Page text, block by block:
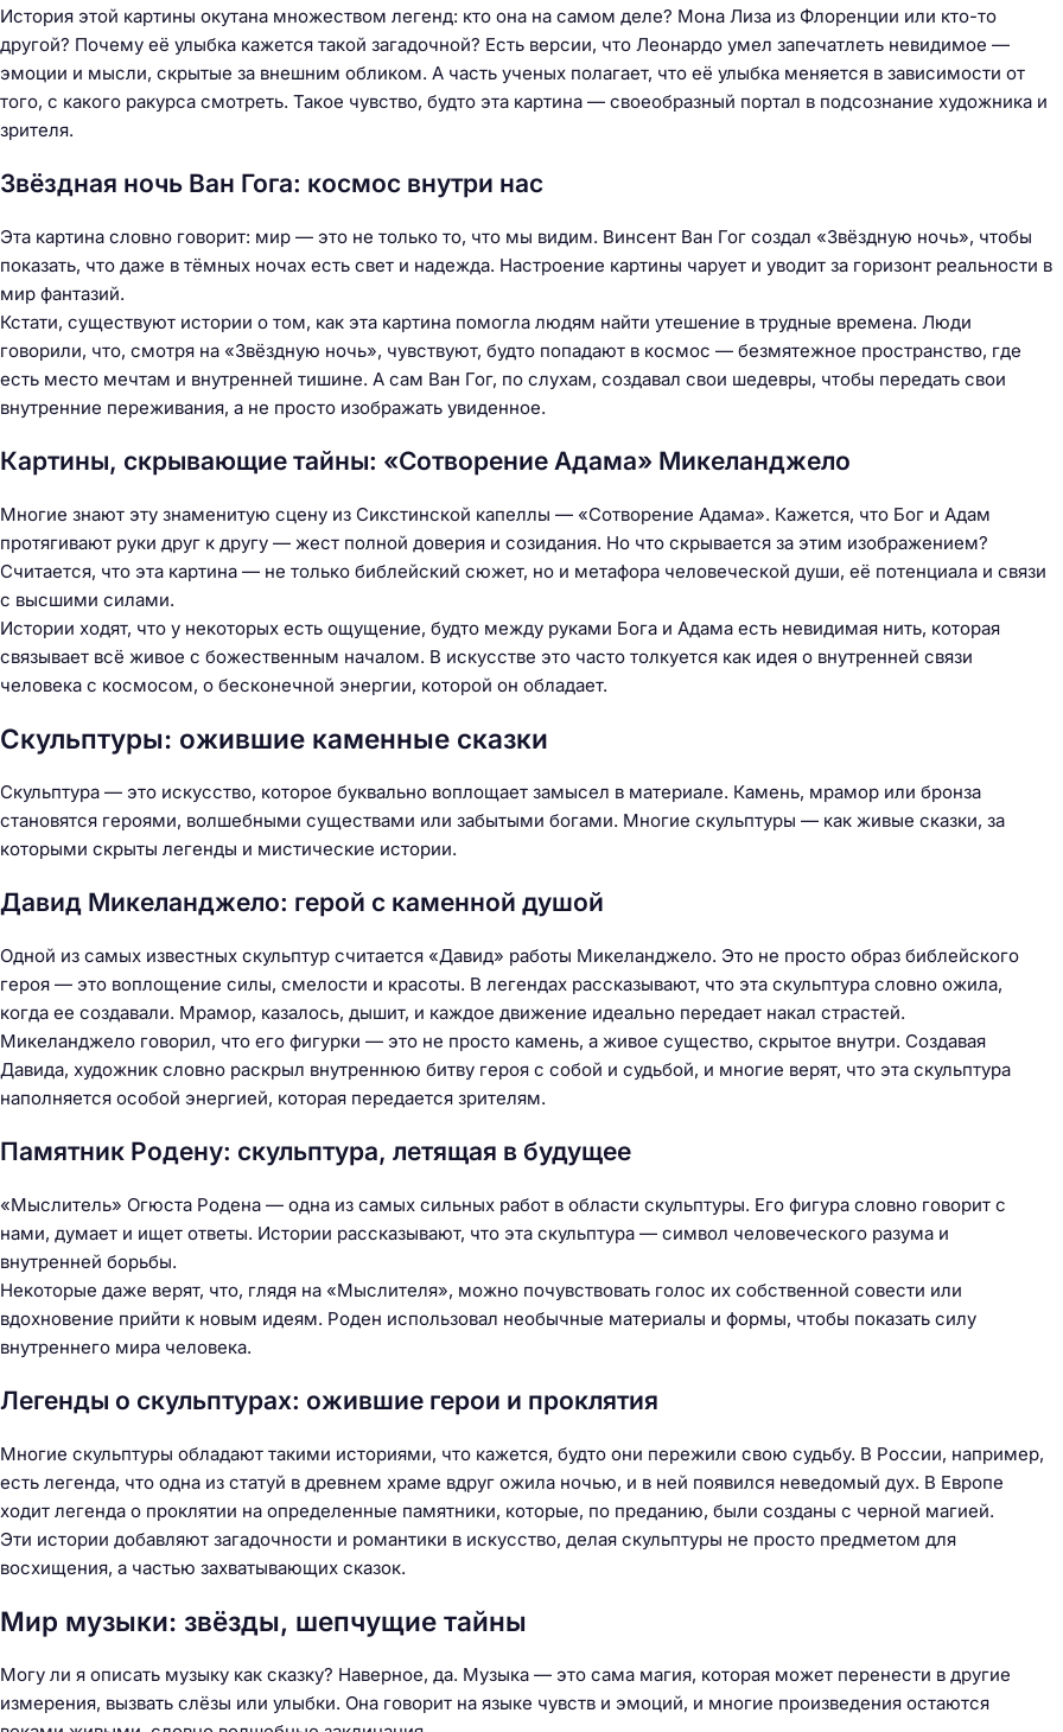
История этой картины окутана множеством легенд: кто она на самом деле? Мона Лиза из Флоренции или кто-то
другой? Почему её улыбка кажется такой загадочной? Есть версии, что Леонардо умел запечатлеть невидимое —
эмоции и мысли, скрытые за внешним обликом. А часть ученых полагает, что её улыбка меняется в зависимости от
того, с какого ракурса смотреть. Такое чувство, будто эта картина — своеобразный портал в подсознание художника и
зрителя.
Звёздная ночь Ван Гога: космос внутри нас
Эта картина словно говорит: мир — это не только то, что мы видим. Винсент Ван Гог создал «Звёздную ночь», чтобы
показать, что даже в тёмных ночах есть свет и надежда. Настроение картины чарует и уводит за горизонт реальности в
мир фантазий.
Кстати, существуют истории о том, как эта картина помогла людям найти утешение в трудные времена. Люди
говорили, что, смотря на «Звёздную ночь», чувствуют, будто попадают в космос — безмятежное пространство, где
есть место мечтам и внутренней тишине. А сам Ван Гог, по слухам, создавал свои шедевры, чтобы передать свои
внутренние переживания, а не просто изображать увиденное.
Картины, скрывающие тайны: «Сотворение Адама» Микеланджело
Многие знают эту знаменитую сцену из Сикстинской капеллы — «Сотворение Адама». Кажется, что Бог и Адам
протягивают руки друг к другу — жест полной доверия и созидания. Но что скрывается за этим изображением?
Считается, что эта картина — не только библейский сюжет, но и метафора человеческой души, её потенциала и связи
с высшими силами.
Истории ходят, что у некоторых есть ощущение, будто между руками Бога и Адама есть невидимая нить, которая
связывает всё живое с божественным началом. В искусстве это часто толкуется как идея о внутренней связи
человека с космосом, о бесконечной энергии, которой он обладает.
Скульптуры: ожившие каменные сказки
Скульптура — это искусство, которое буквально воплощает замысел в материале. Камень, мрамор или бронза
становятся героями, волшебными существами или забытыми богами. Многие скульптуры — как живые сказки, за
которыми скрыты легенды и мистические истории.
Давид Микеланджело: герой с каменной душой
Одной из самых известных скульптур считается «Давид» работы Микеланджело. Это не просто образ библейского
героя — это воплощение силы, смелости и красоты. В легендах рассказывают, что эта скульптура словно ожила,
когда ее создавали. Мрамор, казалось, дышит, и каждое движение идеально передает накал страстей.
Микеланджело говорил, что его фигурки — это не просто камень, а живое существо, скрытое внутри. Создавая
Давида, художник словно раскрыл внутреннюю битву героя с собой и судьбой, и многие верят, что эта скульптура
наполняется особой энергией, которая передается зрителям.
Памятник Родену: скульптура, летящая в будущее
«Мыслитель» Огюста Родена — одна из самых сильных работ в области скульптуры. Его фигура словно говорит с
нами, думает и ищет ответы. Истории рассказывают, что эта скульптура — символ человеческого разума и
внутренней борьбы.
Некоторые даже верят, что, глядя на «Мыслителя», можно почувствовать голос их собственной совести или
вдохновение прийти к новым идеям. Роден использовал необычные материалы и формы, чтобы показать силу
внутреннего мира человека.
Легенды о скульптурах: ожившие герои и проклятия
Многие скульптуры обладают такими историями, что кажется, будто они пережили свою судьбу. В России, например,
есть легенда, что одна из статуй в древнем храме вдруг ожила ночью, и в ней появился неведомый дух. В Европе
ходит легенда о проклятии на определенные памятники, которые, по преданию, были созданы с черной магией.
Эти истории добавляют загадочности и романтики в искусство, делая скульптуры не просто предметом для
восхищения, а частью захватывающих сказок.
Мир музыки: звёзды, шепчущие тайны
Могу ли я описать музыку как сказку? Наверное, да. Музыка — это сама магия, которая может перенести в другие
измерения, вызвать слёзы или улыбки. Она говорит на языке чувств и эмоций, и многие произведения остаются